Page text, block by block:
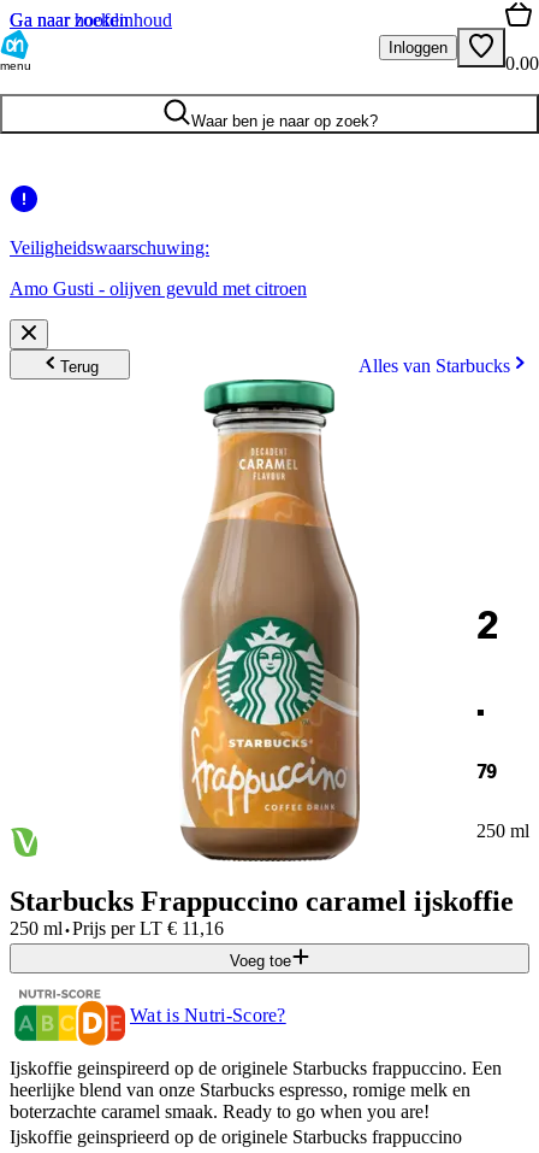
Ga naar hoofdinhoud
Ga naar zoeken
menu
Inloggen
0.00
Waar ben je naar op zoek?
Veiligheidswaarschuwing:
Amo Gusti - olijven gevuld met citroen
Terug Alles van Starbucks
2
.
79
250 ml
Starbucks Frappuccino caramel ijskoffie
250 ml·Prijs per LT € 11,16
Voeg toe
Wat is Nutri-Score?
Ijskoffie geinspireerd op de originele Starbucks frappuccino. Een
heerlijke blend van onze Starbucks espresso, romige melk en
boterzachte caramel smaak. Ready to go when you are!
Ijskoffie geinsprieerd op de originele Starbucks frappuccino